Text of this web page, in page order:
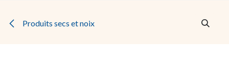
Produits secs et noix